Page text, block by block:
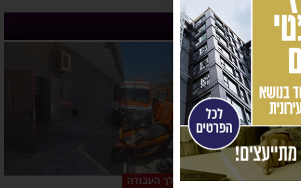
במהלך העבודהפרסומת